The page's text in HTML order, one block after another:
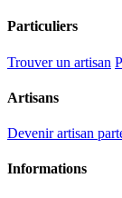
Particuliers
Trouver un artisan
Artisans
Devenir artisan
Informations